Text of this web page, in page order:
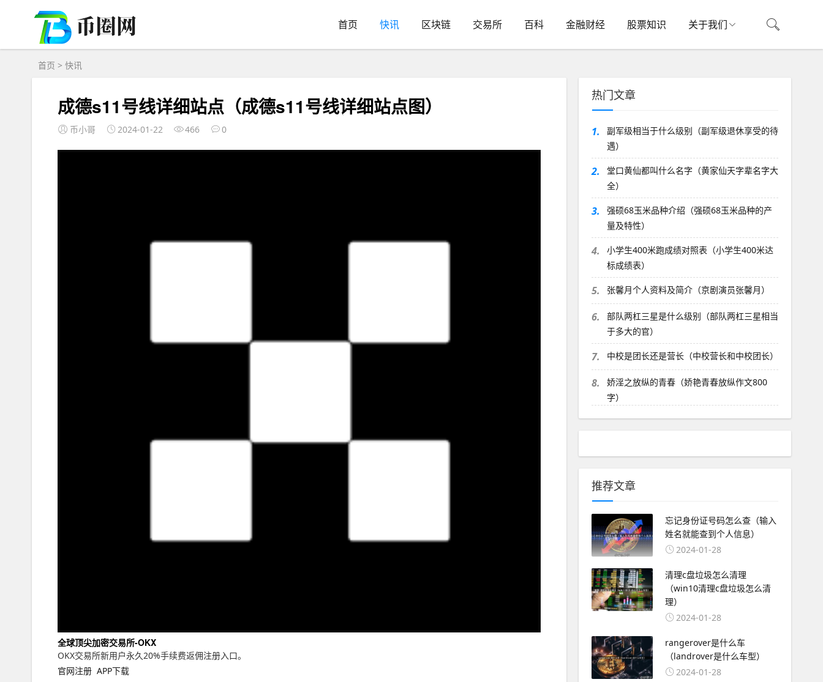
首页 快讯 区块链 交易所 百科 金融财经 股票知识 关于我们
首页 > 快讯
成德s11号线详细站点（成德s11号线详细站点图）
币小哥 2024-01-22 466 0
全球顶尖加密交易所-OKX
OKX交易所新用户永久20%手续费返佣注册入口。
官网注册 APP下载
热门文章
1.
副军级相当于什么级别（副军级退休享受的待
遇）
2.
堂口黄仙都叫什么名字（黄家仙天字辈名字大
全）
3.
强硕68玉米品种介绍（强硕68玉米品种的产
量及特性）
4.
小学生400米跑成绩对照表（小学生400米达
标成绩表）
5. 张馨月个人资料及简介（京剧演员张馨月）
6.
部队两杠三星是什么级别（部队两杠三星相当
于多大的官）
7. 中校是团长还是营长（中校营长和中校团长）
8.
娇淫之放纵的青春（娇艳青春放纵作文800
字）
推荐文章
忘记身份证号码怎么查（输入
姓名就能查到个人信息）
2024-01-28
清理c盘垃圾怎么清理
（win10清理c盘垃圾怎么清
理）
2024-01-28
rangerover是什么车
（landrover是什么车型）
2024-01-28